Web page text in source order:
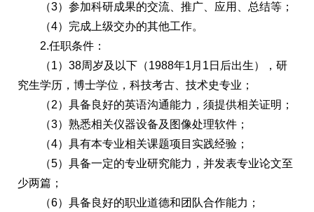
（3）参加科研成果的交流、推广、应用、总结等；
（4）完成上级交办的其他工作。
2.任职条件：
（1）38周岁及以下（1988年1月1日后出生），研
究生学历，博士学位，科技考古、技术史专业；
（2）具备良好的英语沟通能力，须提供相关证明；
（3）熟悉相关仪器设备及图像处理软件；
（4）具有本专业相关课题项目实践经验；
（5）具备一定的专业研究能力，并发表专业论文至
少两篇；
（6）具备良好的职业道德和团队合作能力；